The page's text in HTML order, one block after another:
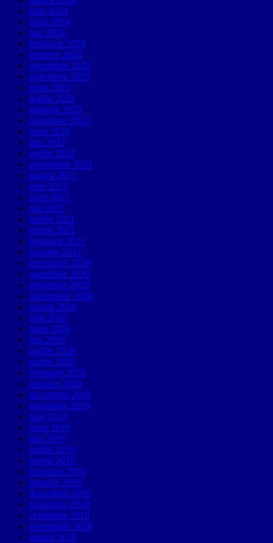
iulie 2024
iunie 2024
mai 2024
februarie 2024
ianuarie 2024
decembrie 2023
noiembrie 2023
iunie 2023
aprilie 2023
ianuarie 2023
octombrie 2022
iunie 2022
mai 2022
aprilie 2022
septembrie 2021
august 2021
iulie 2021
iunie 2021
mai 2021
aprilie 2021
martie 2021
februarie 2021
ianuarie 2021
decembrie 2020
noiembrie 2020
octombrie 2020
septembrie 2020
august 2020
iulie 2020
iunie 2020
mai 2020
aprilie 2020
martie 2020
februarie 2020
ianuarie 2020
decembrie 2019
noiembrie 2019
iulie 2019
iunie 2019
mai 2019
aprilie 2019
martie 2019
februarie 2019
ianuarie 2019
decembrie 2018
noiembrie 2018
octombrie 2018
septembrie 2018
august 2018